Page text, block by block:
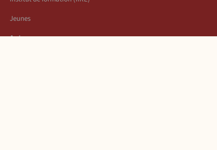
Jeunes
Auteurs